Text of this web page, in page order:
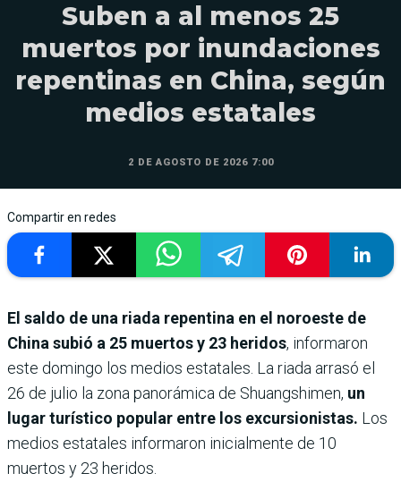
Suben a al menos 25
muertos por inundaciones
repentinas en China, según
medios estatales
2 DE AGOSTO DE 2026 7:00
Compartir en redes
El saldo de una riada repentina en el noroeste de
China subió a 25 muertos y 23 heridos, informaron
este domingo los medios estatales. La riada arrasó el
26 de julio la zona panorámica de Shuangshimen, un
lugar turístico popular entre los excursionistas. Los
medios estatales informaron inicialmente de 10
muertos y 23 heridos.